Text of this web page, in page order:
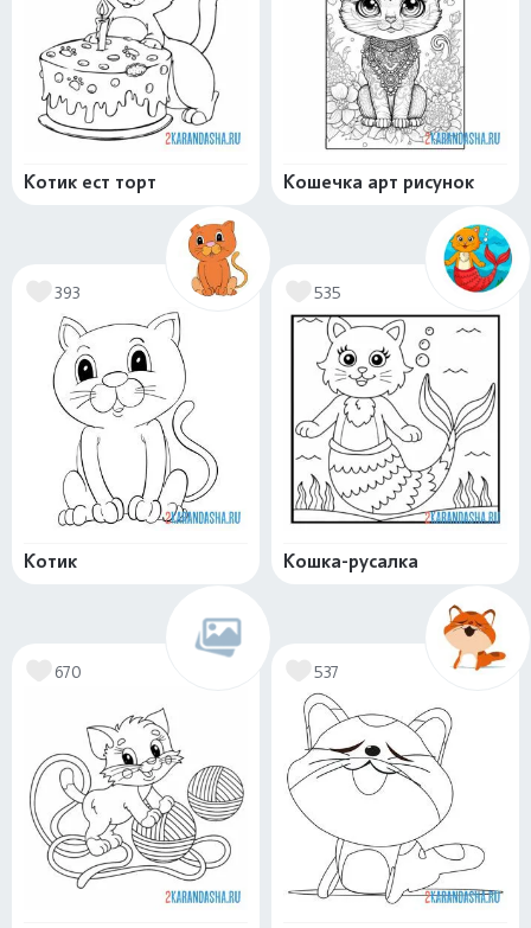
Котик ест торт Кошечка арт рисунок
393
Котик
535
Кошка-русалка
670 537